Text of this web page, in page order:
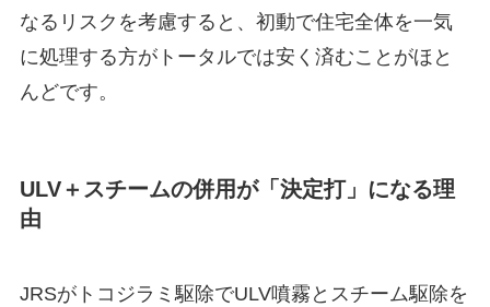
なるリスクを考慮すると、初動で住宅全体を一気
に処理する方がトータルでは安く済むことがほと
んどです。
ULV＋スチームの併用が「決定打」になる理
由
JRSがトコジラミ駆除でULV噴霧とスチーム駆除を